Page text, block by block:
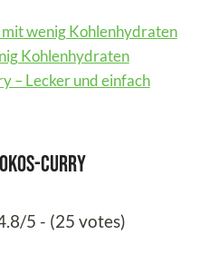
wenig Kohlenhydraten
Kohlenhydraten
– Lecker und einfach
Curry
5 - (25 votes)